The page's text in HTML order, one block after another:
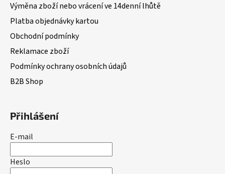
Výměna zboží nebo vrácení ve 14denní lhůtě
Platba objednávky kartou
Obchodní podmínky
Reklamace zboží
Podmínky ochrany osobních údajů
B2B Shop
Přihlášení
E-mail
Heslo